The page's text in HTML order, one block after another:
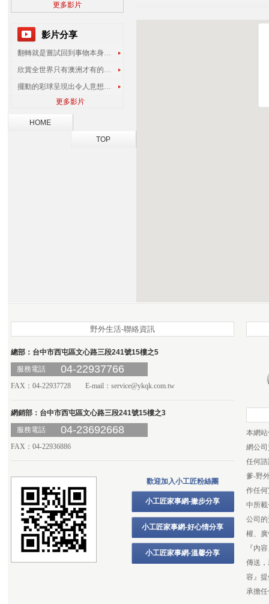
更多影片
影片分享
翻轉就是嘗試回到事物本身應該有的樣子 | 王政忠 | TEDxNCCUED
欣賞全世界只有澳洲才有的孔雀蜘蛛
擺動的彩球呈現出令人意想不到的視覺效果
更多影片
HOME
TOP
野外生活-聯絡資訊
總部：台中市西屯區文心路三段241號15樓之5
服務電話
04-22937766
FAX：04-22937728 E-mail： service@ykqk.com.tw
網銷部：台中市西屯區文心路三段241號15樓之3
服務電話
04-23692668
FAX：04-22936886
歡迎加入小工匠粉絲團
小工匠家事網-撇步分享
小工匠家事網-好心情分享
小工匠家事網-溫馨分享
本網
網公
任何
爹-野
作任
中所
公司
權、
『內
傳送
容』
承擔